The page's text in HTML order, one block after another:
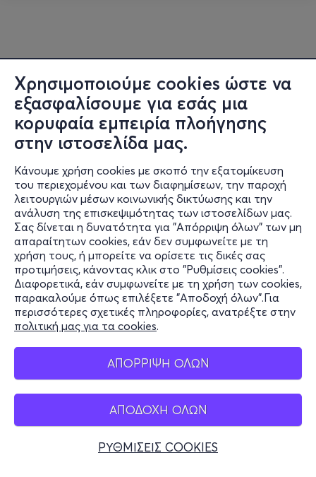
Χρησιμοποιούμε cookies ώστε να
εξασφαλίσουμε για εσάς μια
κορυφαία εμπειρία πλοήγησης
στην ιστοσελίδα μας.
Κάνουμε χρήση cookies με σκοπό την εξατομίκευση
του περιεχομένου και των διαφημίσεων, την παροχή
λειτουργιών μέσων κοινωνικής δικτύωσης και την
ανάλυση της επισκεψιμότητας των ιστοσελίδων μας.
Σας δίνεται η δυνατότητα για "Απόρριψη όλων" των μη
απαραίτητων cookies, εάν δεν συμφωνείτε με τη
χρήση τους, ή μπορείτε να ορίσετε τις δικές σας
προτιμήσεις, κάνοντας κλικ στο "Ρυθμίσεις cookies".
Διαφορετικά, εάν συμφωνείτε με τη χρήση των cookies,
παρακαλούμε όπως επιλέξετε "Αποδοχή όλων".Για
περισσότερες σχετικές πληροφορίες, ανατρέξτε στην
πολιτική μας για τα cookies.
ΑΠΟΡΡΙΨΗ ΟΛΩΝ
ΑΠΟΔΟΧΗ ΟΛΩΝ
ΡΥΘΜΙΣΕΙΣ COOKIES
Πληροφορίες
Υποστήριξη
Stay Connected
Mobile app